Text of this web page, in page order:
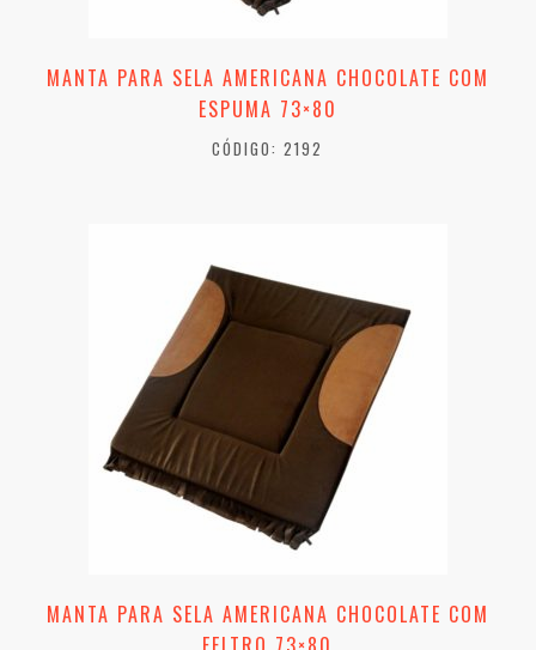
MANTA PARA SELA AMERICANA CHOCOLATE COM
ESPUMA 73×80
CÓDIGO: 2192
MANTA PARA SELA AMERICANA CHOCOLATE COM